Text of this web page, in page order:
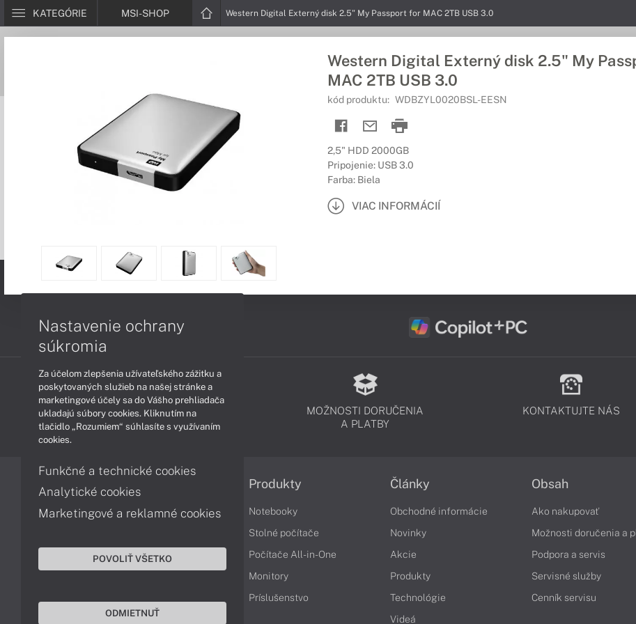
KATEGÓRIE MSI-SHOP Western Digital Externý disk 2.5" My Passport for MAC 2TB USB 3.0
Western Digital Externý disk 2.5" My
MAC 2TB USB 3.0
kód produktu: WDBZYL0020BSL-EESN
2,5" HDD 2000GB
Pripojenie: USB 3.0
Farba: Biela
VIAC INFORMÁCIÍ
PODPORA A SERVIS
MOŽNOSTI DORUČENIA
A PLATBY
KONTAKTUJTE NÁS
Informácie
Obchodné podmienky
Ochrana osobných údajov
Cookies
Produkty
Notebooky
Stolné počítače
Počítače All-in-One
Monitory
Príslušenstvo
Články
Obchodné informácie
Novinky
Akcie
Produkty
Technológie
Videá
Obsah
Ako nakupovať
Možnosti doručenia a
Podpora a servis
Servisné služby
Cenník servisu
Nastavenie ochrany
súkromia
Za účelom zlepšenia užívateľského zážitku a
poskytovaných služieb na našej stránke a
marketingové účely sa do Vášho prehliadača
ukladajú súbory cookies. Kliknutím na
tlačidlo „Rozumiem“ súhlasíte s využívaním
cookies.
Funkčné a technické cookies
Analytické cookies
Marketingové a reklamné cookies
POVOLIŤ VŠETKO
ODMIETNUŤ